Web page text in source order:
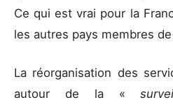
Ce qui est vrai pour la
les autres pays membres de
La réorganisation des
autour de la «